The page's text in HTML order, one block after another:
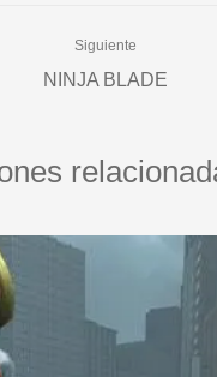
Siguiente
NINJA BLADE